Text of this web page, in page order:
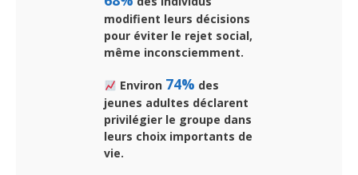
modifient leurs décisions
pour éviter le rejet social,
même inconsciemment.
Environ 74% des
jeunes adultes déclarent
privilégier le groupe dans
leurs choix importants de
vie.